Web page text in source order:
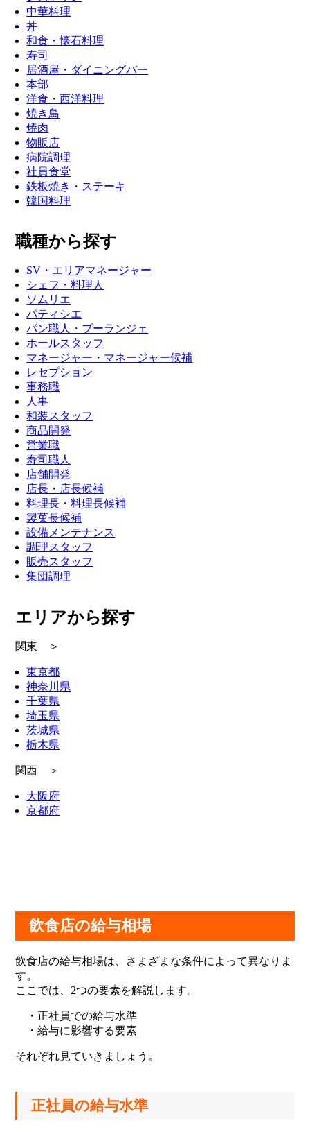
中華料理
丼
和食・懐石料理
寿司
居酒屋・ダイニングバー
本部
洋食・西洋料理
焼き鳥
焼肉
物販店
病院調理
社員食堂
鉄板焼き・ステーキ
韓国料理
職種から探す
SV・エリアマネージャー
シェフ・料理人
ソムリエ
パティシエ
パン職人・ブーランジェ
ホールスタッフ
マネージャー・マネージャー候補
レセプション
事務職
人事
和装スタッフ
商品開発
営業職
寿司職人
店舗開発
店長・店長候補
料理長・料理長候補
製菓長候補
設備メンテナンス
調理スタッフ
販売スタッフ
集団調理
エリアから探す
関東 ＞
東京都
神奈川県
千葉県
埼玉県
茨城県
栃木県
関西 ＞
大阪府
京都府
飲食店の給与相場
飲食店の給与相場は、さまざまな条件によって異なりま
す。
ここでは、2つの要素を解説します。
・正社員での給与水準
・給与に影響する要素
それぞれ見ていきましょう。
正社員の給与水準